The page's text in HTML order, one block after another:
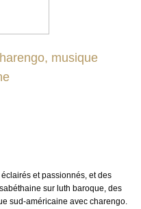
musique
et passionnés, et des
sur luth baroque, des
sud-américaine avec charengo.